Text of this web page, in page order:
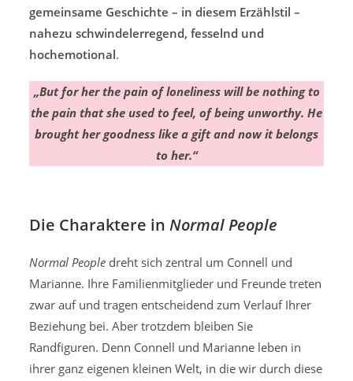
gemeinsame Geschichte – in diesem Erzählstil –
nahezu schwindelerregend, fesselnd und
hochemotional.
„But for her the pain of loneliness will be nothing to
the pain that she used to feel, of being unworthy. He
brought her goodness like a gift and now it belongs
to her.“
Die Charaktere inNormal People
Normal People dreht sich zentral um Connell und
Marianne. Ihre Familienmitglieder und Freunde treten
zwar auf und tragen entscheidend zum Verlauf Ihrer
Beziehung bei. Aber trotzdem bleiben Sie
Randfiguren. Denn Connell und Marianne leben in
ihrer ganz eigenen kleinen Welt, in die wir durch diese